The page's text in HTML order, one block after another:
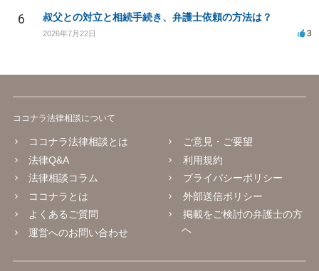
6 叔父との対立と相続手続き、弁護士依頼の方法は？
2026年7月22日 3
ココナラ法律相談について
ココナラ法律相談とは
法律Q&A
法律相談コラム
ココナラとは
よくあるご質問
運営へのお問い合わせ
ご意見・ご要望
利用規約
プライバシーポリシー
外部送信ポリシー
掲載をご検討の弁護士の方
へ